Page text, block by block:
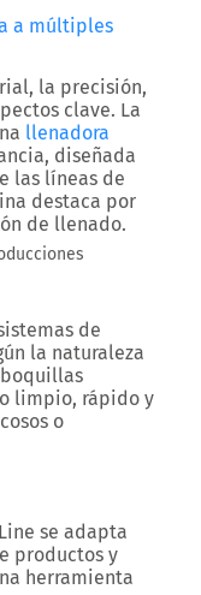
a múltiples
, la precisión,
clave. La
llenadora
diseñada
las líneas de
destaca por
de llenado.
de
la naturaleza
limpio, rápido y
o
se adapta
productos y
herramienta